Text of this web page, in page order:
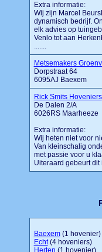
Extra informatie:
Wij zijn Marcel
dynamisch bedrijf.
elk advies op
Venlo tot aan
.......
Metsemakers
Dorpstraat 64
6095AJ Baexem
Rick Smits Hoveniers
De Dalen 2/A
6026RS Maarheeze
Extra informatie:
Wij heten niet voor
Van kleinschalig
met passie voor u
Uiteraard gebeurt
Baexem(1 hovenier)
Echt(4 hoveniers)
Herten (1 hovenier)